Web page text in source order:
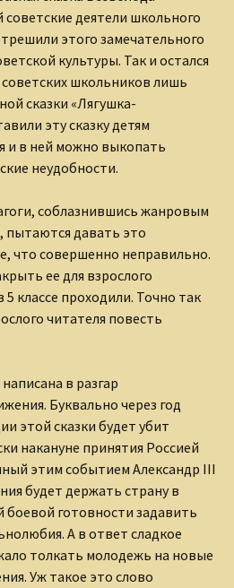
деятели школьного
этого замечательного
культуры. Так и остался
школьников лишь
сказки «Лягушка-
эту сказку детям
и в ней можно выкопать
неудобности.
соблазнившись жанровым
пытаются давать это
что совершенно неправильно.
ее для взрослого
классе проходили. Точно так
читателя повесть
в разгар
Буквально через год
этой сказки будет убит
накануне принятия Россией
этим событием Александр III
будет держать страну в
готовности задавить
А в ответ сладкое
толкать молодежь на новые
Уж такое это слово